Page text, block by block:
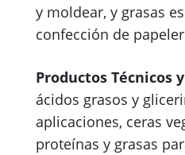
y moldear, y grasas
confección de
Productos Técnicos
ácidos grasos y
aplicaciones, ceras
proteínas y grasas